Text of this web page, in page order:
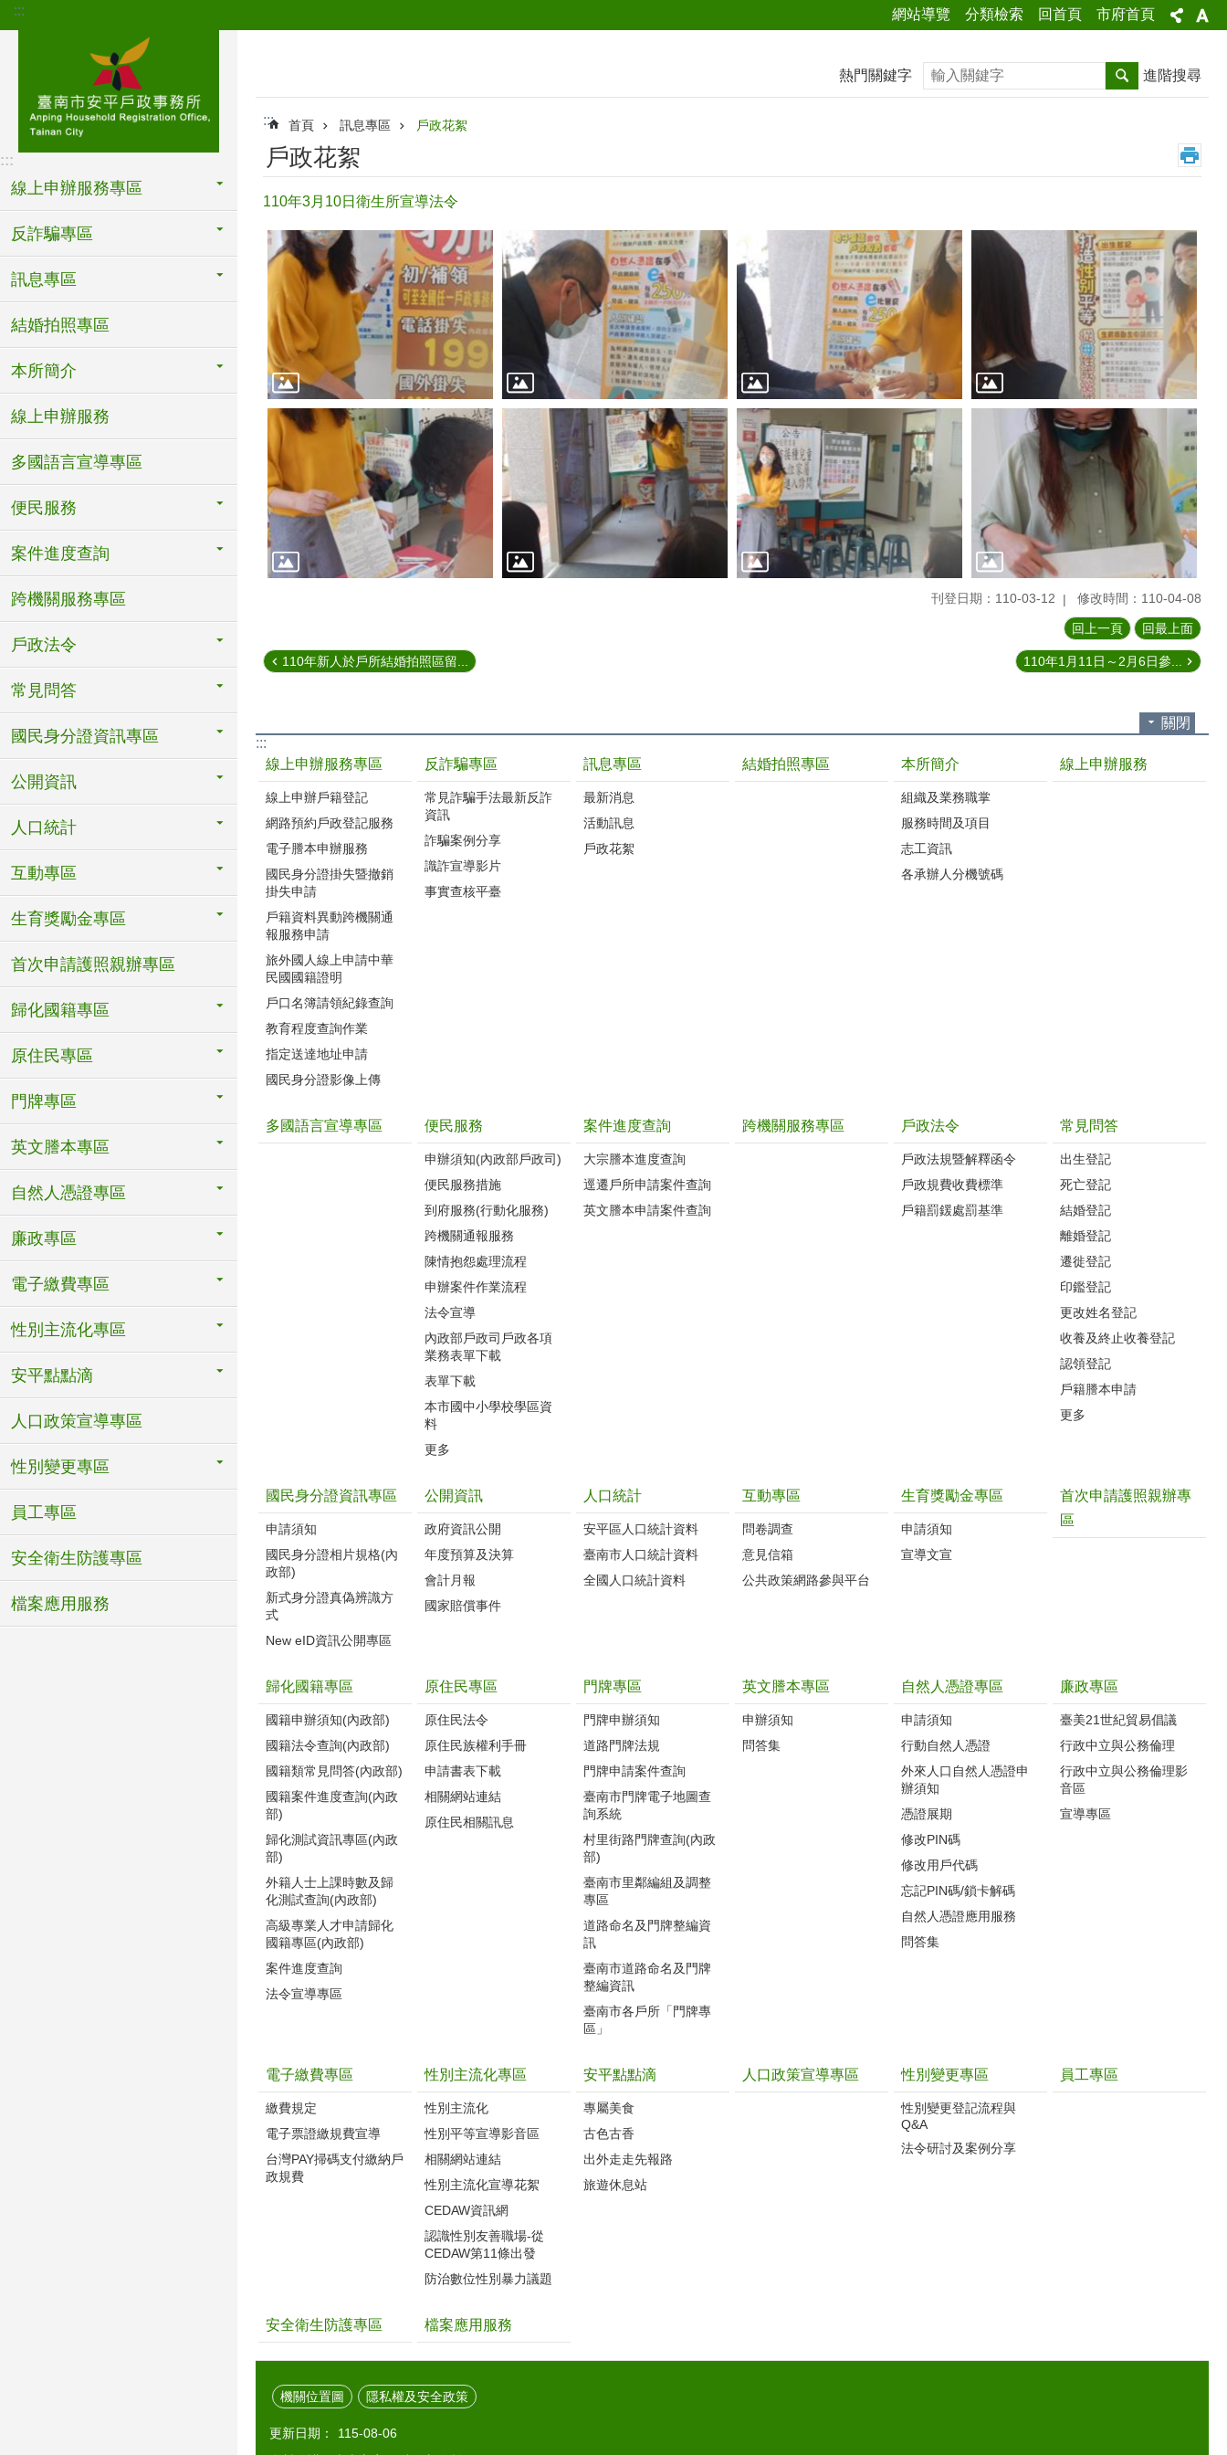
跳到主要內容區塊
::: 網站導覽 分類檢索 回首頁 市府首頁
:::
線上申辦服務專區
反詐騙專區
訊息專區
結婚拍照專區
本所簡介
線上申辦服務
多國語言宣導專區
便民服務
案件進度查詢
跨機關服務專區
戶政法令
常見問答
國民身分證資訊專區
公開資訊
人口統計
互動專區
生育獎勵金專區
首次申請護照親辦專區
歸化國籍專區
原住民專區
門牌專區
英文謄本專區
自然人憑證專區
廉政專區
電子繳費專區
性別主流化專區
安平點點滴
人口政策宣導專區
性別變更專區
員工專區
安全衛生防護專區
檔案應用服務
熱門關鍵字 搜尋 進階搜尋
::: 首頁 訊息專區 戶政花絮
戶政花絮
110年3月10日衛生所宣導法令
刊登日期：110-03-12 修改時間：110-04-08
回上一頁 回最上面
110年新人於戶所結婚拍照區留... 110年1月11日～2月6日參...
關閉
:::
線上申辦服務專區
線上申辦戶籍登記
網路預約戶政登記服務
電子謄本申辦服務
國民身分證掛失暨撤銷
掛失申請
戶籍資料異動跨機關通
報服務申請
旅外國人線上申請中華
民國國籍證明
戶口名簿請領紀錄查詢
教育程度查詢作業
指定送達地址申請
國民身分證影像上傳
反詐騙專區
常見詐騙手法最新反詐
資訊
詐騙案例分享
識詐宣導影片
事實查核平臺
訊息專區
最新消息
活動訊息
戶政花絮
結婚拍照專區 本所簡介
組織及業務職掌
服務時間及項目
志工資訊
各承辦人分機號碼
線上申辦服務
多國語言宣導專區 便民服務
申辦須知(內政部戶政司)
便民服務措施
到府服務(行動化服務)
跨機關通報服務
陳情抱怨處理流程
申辦案件作業流程
法令宣導
內政部戶政司戶政各項
業務表單下載
表單下載
本市國中小學校學區資
料
更多
案件進度查詢
大宗謄本進度查詢
逕遷戶所申請案件查詢
英文謄本申請案件查詢
跨機關服務專區 戶政法令
戶政法規暨解釋函令
戶政規費收費標準
戶籍罰鍰處罰基準
常見問答
出生登記
死亡登記
結婚登記
離婚登記
遷徙登記
印鑑登記
更改姓名登記
收養及終止收養登記
認領登記
戶籍謄本申請
更多
國民身分證資訊專區
申請須知
國民身分證相片規格(內
政部)
新式身分證真偽辨識方
式
New eID資訊公開專區
公開資訊
政府資訊公開
年度預算及決算
會計月報
國家賠償事件
人口統計
安平區人口統計資料
臺南市人口統計資料
全國人口統計資料
互動專區
問卷調查
意見信箱
公共政策網路參與平台
生育獎勵金專區
申請須知
宣導文宣
首次申請護照親辦專
區
歸化國籍專區
國籍申辦須知(內政部)
國籍法令查詢(內政部)
國籍類常見問答(內政部)
國籍案件進度查詢(內政
部)
歸化測試資訊專區(內政
部)
外籍人士上課時數及歸
化測試查詢(內政部)
高級專業人才申請歸化
國籍專區(內政部)
案件進度查詢
法令宣導專區
原住民專區
原住民法令
原住民族權利手冊
申請書表下載
相關網站連結
原住民相關訊息
門牌專區
門牌申辦須知
道路門牌法規
門牌申請案件查詢
臺南市門牌電子地圖查
詢系統
村里街路門牌查詢(內政
部)
臺南市里鄰編組及調整
專區
道路命名及門牌整編資
訊
臺南市道路命名及門牌
整編資訊
臺南市各戶所「門牌專
區」
英文謄本專區
申辦須知
問答集
自然人憑證專區
申請須知
行動自然人憑證
外來人口自然人憑證申
辦須知
憑證展期
修改PIN碼
修改用戶代碼
忘記PIN碼/鎖卡解碼
自然人憑證應用服務
問答集
廉政專區
臺美21世紀貿易倡議
行政中立與公務倫理
行政中立與公務倫理影
音區
宣導專區
電子繳費專區
繳費規定
電子票證繳規費宣導
台灣PAY掃碼支付繳納戶
政規費
性別主流化專區
性別主流化
性別平等宣導影音區
相關網站連結
性別主流化宣導花絮
CEDAW資訊網
認識性別友善職場-從
CEDAW第11條出發
防治數位性別暴力議題
安平點點滴
專屬美食
古色古香
出外走走先報路
旅遊休息站
人口政策宣導專區 性別變更專區
性別變更登記流程與
Q&A
法令研討及案例分享
員工專區
安全衛生防護專區 檔案應用服務
機關位置圖 隱私權及安全政策
更新日期：
115-08-06